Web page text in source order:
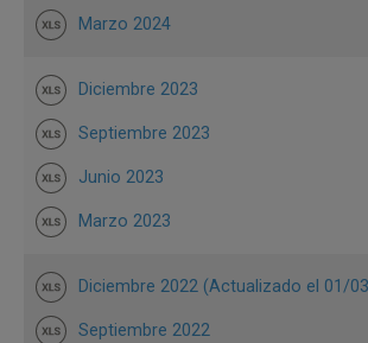
Marzo 2024
Diciembre 2023
Septiembre 2023
Junio 2023
Marzo 2023
Diciembre 2022 (Actualizado el 01/
Septiembre 2022